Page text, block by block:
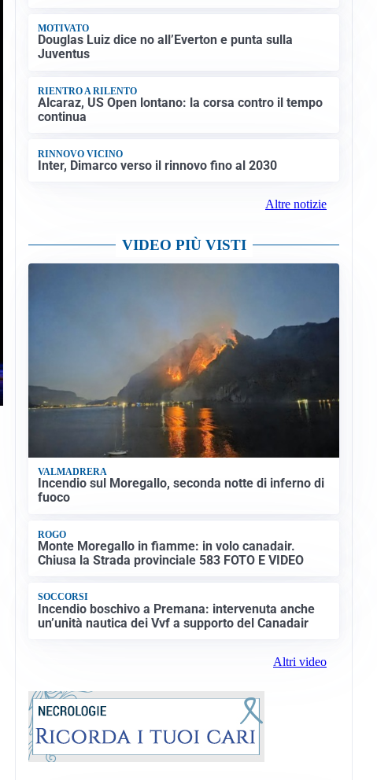
MOTIVATO
Douglas Luiz dice no all’Everton e punta sulla
Juventus
RIENTRO A RILENTO
Alcaraz, US Open lontano: la corsa contro il tempo
continua
RINNOVO VICINO
Inter, Dimarco verso il rinnovo fino al 2030
Altre notizie
VIDEO PIÙ VISTI
VALMADRERA
Incendio sul Moregallo, seconda notte di inferno di
fuoco
ROGO
Monte Moregallo in fiamme: in volo canadair.
Chiusa la Strada provinciale 583 FOTO E VIDEO
SOCCORSI
Incendio boschivo a Premana: intervenuta anche
un’unità nautica dei Vvf a supporto del Canadair
Altri video